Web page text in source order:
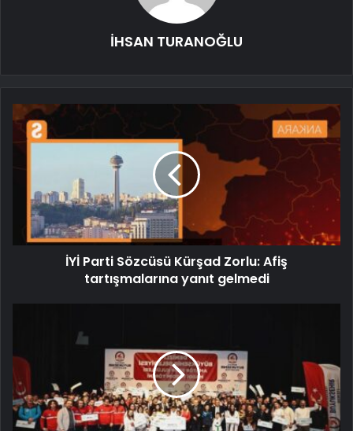
İHSAN TURANOĞLU
İYİ Parti Sözcüsü Kürşad Zorlu: Afiş
tartışmalarına yanıt gelmedi